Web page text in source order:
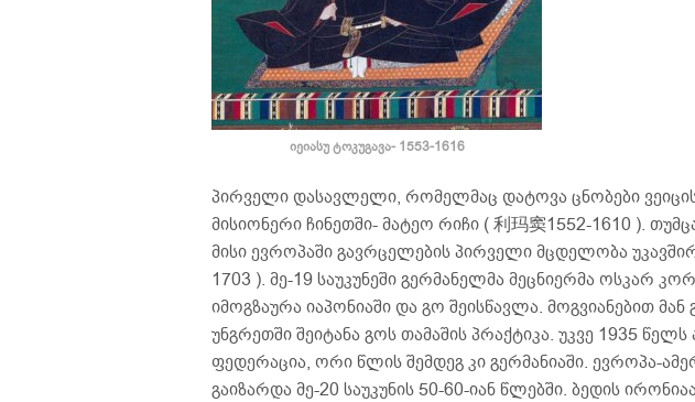
იეიასუ ტოკუგავა- 1553-1616
პირველი დასავლელი, რომელმაც დატოვა ცნობები
მისიონერი ჩინეთში- მატეო რიჩი ( 利玛窦1552-1610 ).
მისი ევროპაში გავრცელების პირველი მცდელობა
1703 ). მე-19 საუკუნეში გერმანელმა მეცნიერმა ოსკარ
იმოგზაურა იაპონიაში და გო შეისწავლა. მოგვიანებით მან
უნგრეთში შეიტანა გოს თამაშის პრაქტიკა. უკვე 1935
ფედერაცია, ორი წლის შემდეგ კი გერმანიაში. ევროპა-
გაიზარდა მე-20 საუკუნის 50-60-იან წლებში. ბედის